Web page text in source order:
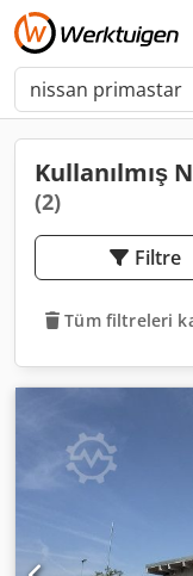
Kullanılmış
(2)
Filtre
Tüm filtreleri